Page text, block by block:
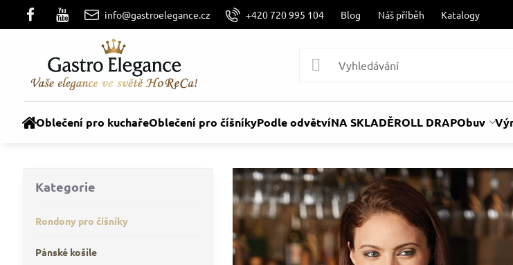
info@gastroelegance.cz +420 720 995 104 Blog Náš příběh Katalogy
Oblečení pro kuchařeOblečení pro číšníkyPodle odvětvíNA SKLADĚROLL DRAPObuv
Kategorie
Rondony pro číšníky
Pánské košile